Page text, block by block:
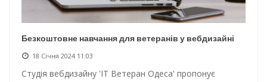
Безкоштовне навчання для ветеранів у вебдизайні
18 Січня 2024 11:03
Студія вебдизайну 'ІТ Ветеран Одеса' пропонує